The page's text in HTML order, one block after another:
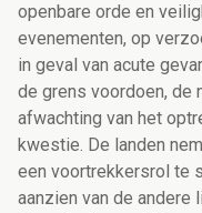
openbare orde en
evenementen, op
in geval van acute
de grens voordoen, de
afwachting van het
kwestie. De landen
een voortrekkersrol te
aanzien van de andere